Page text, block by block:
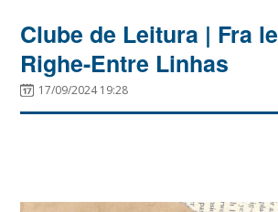
Clube de Leitura | Fra le
Righe-Entre Linhas
17/09/2024 19:28